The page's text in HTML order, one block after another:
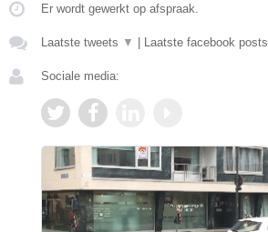
Er wordt gewerkt op afspraak.
Laatste tweets ▼ Laatste facebook posts
Sociale media: